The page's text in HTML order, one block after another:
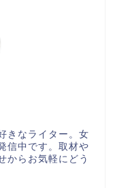
きなライター。女
信中です。取材や
からお気軽にどう